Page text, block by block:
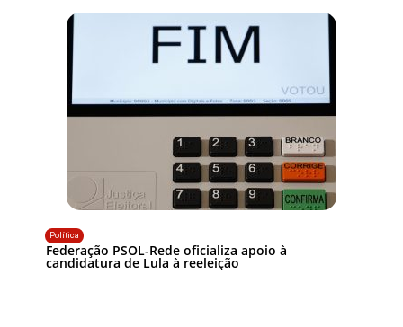
Política
Federação PSOL-Rede oficializa apoio à
candidatura de Lula à reeleição